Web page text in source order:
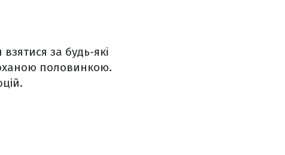
за будь-які
половинкою.